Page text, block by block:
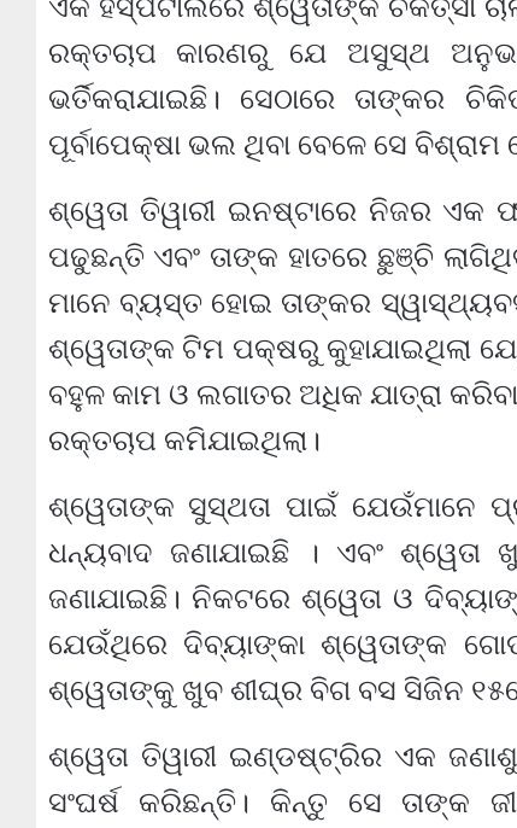
ରକ୍ତଚାପ କାରଣରୁ ଯେ ଅସୁସ୍ଥ
ଭର୍ତିକରାଯାଇଛି। ସେଠାରେ ତାଙ୍କର
ପୂର୍ବାପେକ୍ଷା ଭଲ ଥିବା ବେଳେ ସେ ବିଶ୍ରାମ
ଶ୍ୱେତା ତିୱାରୀ ଇନଷ୍ଟାରେ ନିଜର
ପଢୁଛନ୍ତି ଏବଂ ତାଙ୍କ ହାତରେ ଛୁଞ୍ଚି
ମାନେ ବ୍ୟସ୍ତ ହୋଇ ତାଙ୍କର
ଶ୍ୱେତାଙ୍କ ଟିମ ପକ୍ଷରୁ କୁହାଯାଇଥିଲା
ବହୁଳ କାମ ଓ ଲଗାତର ଅଧିକ ଯାତ୍ରା
ରକ୍ତଚାପ କମିଯାଇଥିଲା।
ଶ୍ୱେତାଙ୍କ ସୁସ୍ଥତା ପାଇଁ ଯେଉଁମାନେ
ଧନ୍ୟବାଦ ଜଣାଯାଇଛି । ଏବଂ
ଜଣାଯାଇଛି। ନିକଟରେ ଶ୍ୱେତା ଓ
ଯେଉଁଥିରେ ଦିବ୍ୟାଙ୍କା ଶ୍ୱେତାଙ୍କ
ଶ୍ୱେତାଙ୍କୁ ଖୁବ ଶୀଘ୍ର ବିଗ ବସ ସିଜିନ
ଶ୍ୱେତା ତିୱାରୀ ଇଣ୍ଡଷ୍ଟ୍ରିର ଏକ
ସଂଘର୍ଷ କରିଛନ୍ତି। କିନ୍ତୁ ସେ ତାଙ୍କ